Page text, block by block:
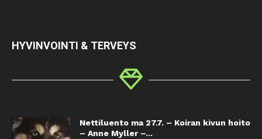
HYVINVOINTI & TERVEYS
Nettiluento ma 27.7. – Koiran kivun hoito
– Anne Myller –...